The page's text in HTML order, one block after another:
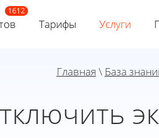
Тарифы Услуги
Главная \ База